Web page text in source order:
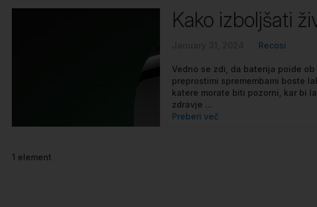
Kako izboljšati
Recosi
Vedno se zdi, da baterija poide
preprostimi spremembami boste
katere morate biti pozorni, kar bi
zdravje ...
Preberi več
1 element